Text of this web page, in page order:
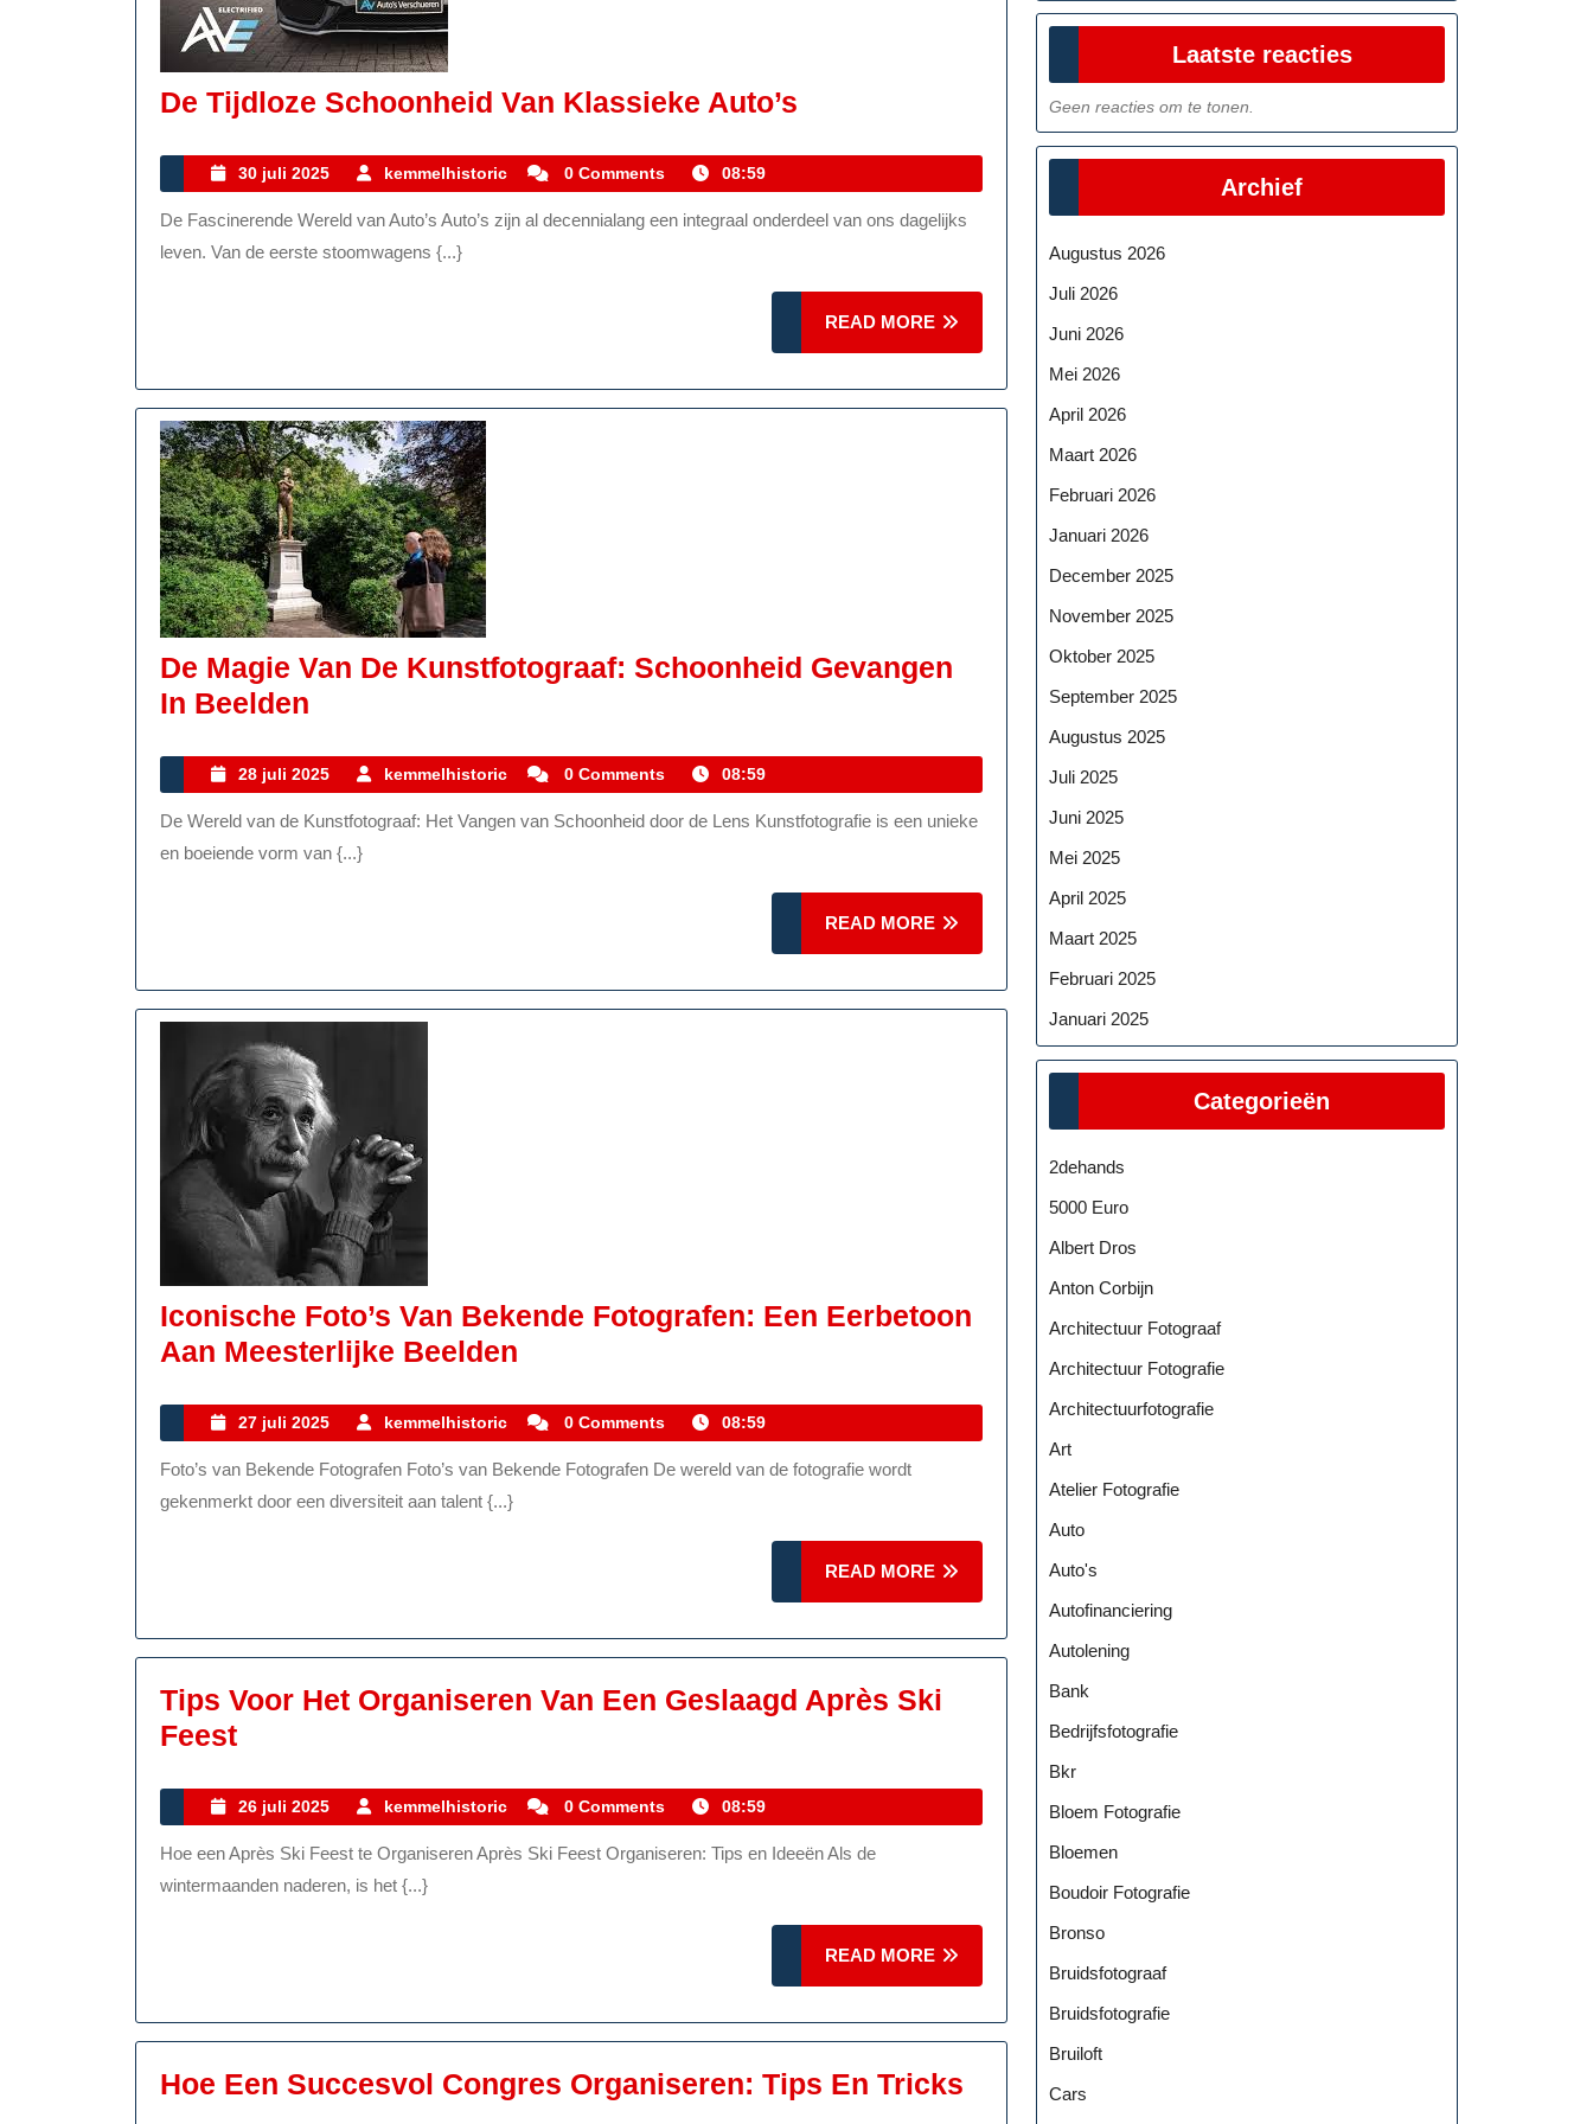
De Tijdloze Schoonheid Van Klassieke Auto’s
Van
30 juli 2025
30
juli
2025
kemmelhistoric kemmelhistoric
0 Comments 08:59
De Fascinerende Wereld van Auto’s Auto’s zijn al decennialang een integraal onderdeel van ons dagelijks
leven. Van de eerste stoomwagens {...}
READ MORE
MORE
De Magie Van De Kunstfotograaf: Schoonheid Gevangen
In Beelden
Van
De
Kunstfotograaf:
Beelden
28 juli 2025
28
juli
2025
kemmelhistoric kemmelhistoric
0 Comments 08:59
De Wereld van de Kunstfotograaf: Het Vangen van Schoonheid door de Lens Kunstfotografie is een unieke
en boeiende vorm van {...}
READ MORE
MORE
Iconische Foto’s Van Bekende Fotografen: Een Eerbetoon
Aan Meesterlijke Beelden
Van
Bekende
Meesterlijke
27 juli 2025
27
juli
2025
kemmelhistoric kemmelhistoric
0 Comments 08:59
Foto’s van Bekende Fotografen Foto’s van Bekende Fotografen De wereld van de fotografie wordt
gekenmerkt door een diversiteit aan talent {...}
READ MORE
MORE
Tips Voor Het Organiseren Van Een Geslaagd Après Ski
FeestTips
Het
Organiseren
Van
Ski
26 juli 2025
26
juli
2025
kemmelhistoric kemmelhistoric
0 Comments 08:59
Hoe een Après Ski Feest te Organiseren Après Ski Feest Organiseren: Tips en Ideeën Als de
wintermaanden naderen, is het {...}
READ MORE
MORE
Hoe Een Succesvol Congres Organiseren: Tips En Tricks
Laatste reacties
Geen reacties om te tonen.
Archief
Augustus 2026
Juli 2026
Juni 2026
Mei 2026
April 2026
Maart 2026
Februari 2026
Januari 2026
December 2025
November 2025
Oktober 2025
September 2025
Augustus 2025
Juli 2025
Juni 2025
Mei 2025
April 2025
Maart 2025
Februari 2025
Januari 2025
Categorieën
2dehands
5000 Euro
Albert Dros
Anton Corbijn
Architectuur Fotograaf
Architectuur Fotografie
Architectuurfotografie
Art
Atelier Fotografie
Auto
Auto's
Autofinanciering
Autolening
Bank
Bedrijfsfotografie
Bkr
Bloem Fotografie
Bloemen
Boudoir Fotografie
Bronso
Bruidsfotograaf
Bruidsfotografie
Bruiloft
Cars